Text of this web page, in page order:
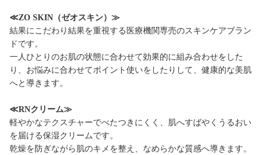
≪ZO SKIN（ゼオスキン）≫
結果にこだわり結果を重視する医療機関専売のスキンケアブラン
ドです。
一人ひとりのお肌の状態に合わせて効果的に組み合わせをした
り、お悩みに合わせてポイント使いをしたりして、健康的な美肌
へと導きます。
≪RNクリーム≫
軽やかなテクスチャーでべたつきにくく、肌へすばやくうるおい
を届ける保湿クリームです。
乾燥を防ぎながら肌のキメを整え、なめらかな質感へ導きます。